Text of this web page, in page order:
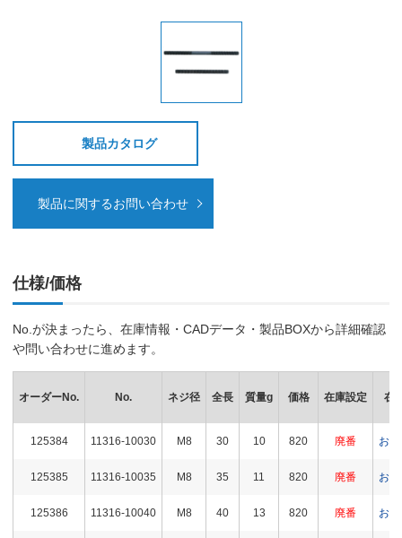
製品カタログ
製品に関するお問い合わせ
仕様/価格
No.が決まったら、在庫情報・CADデータ・製品BOXから詳細確認
や問い合わせに進めます。
オーダーNo. No. ネジ径 全長 質量g 価格 在庫設定 在
125384 11316-10030 M8 30 10 820 廃番 お
125385 11316-10035 M8 35 11 820 廃番 お
125386 11316-10040 M8 40 13 820 廃番 お